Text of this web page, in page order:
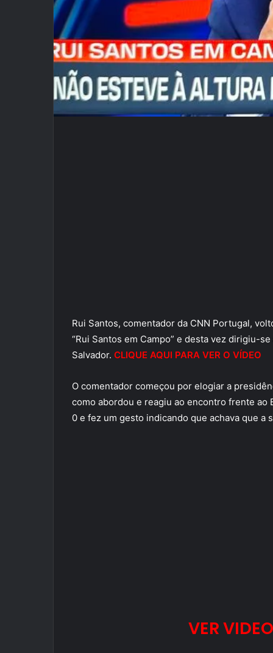
Rui Santos, comentador da CNN Portugal,
“Rui Santos em Campo” e desta vez dirigiu-
Salvador. CLIQUE AQUI PARA VER O VÍDEO
O comentador começou por elogiar a
como abordou e reagiu ao encontro frente ao
0 e fez um gesto indicando que achava que a
VER